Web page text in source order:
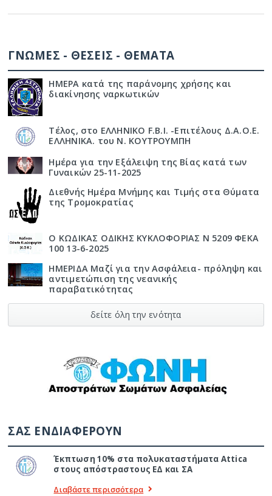
ΓΝΩΜΕΣ - ΘΕΣΕΙΣ - ΘΕΜΑΤΑ
ΗΜΕΡΑ κατά της παράνομης χρήσης και
διακίνησης ναρκωτικών
Τέλος, στο ΕΛΛΗΝΙΚΟ F.B.I. -Επιτέλους Δ.Α.Ο.Ε.
ΕΛΛΗΝΙΚΑ. του Ν. ΚΟΥΤΡΟΥΜΠΗ
Ημέρα για την Εξάλειψη της Βίας κατά των
Γυναικών 25-11-2025
Διεθνής Ημέρα Μνήμης και Τιμής στα Θύματα
της Τρομοκρατίας
Ο ΚΩΔΙΚΑΣ ΟΔΙΚΗΣ ΚΥΚΛΟΦΟΡΙΑΣ Ν 5209 ΦΕΚΑ
100 13-6-2025
ΗΜΕΡΙΔΑ Μαζί για την Ασφάλεια- πρόληψη και
αντιμετώπιση της νεανικής
παραβατικότητας
δείτε όλη την ενότητα
ΣΑΣ ΕΝΔΙΑΦΕΡΟΥΝ
Έκπτωση 10% στα πολυκαταστήματα Attica
στους απόστραστους ΕΔ και ΣΑ
Διαβάστε περισσότερα